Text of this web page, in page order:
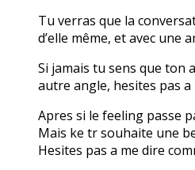
Tu verras que la
d’elle même, et avec une
Si jamais tu sens que ton
autre angle, hesites pas
Apres si le feeling passe
Mais ke tr souhaite une
Hesites pas a me dire